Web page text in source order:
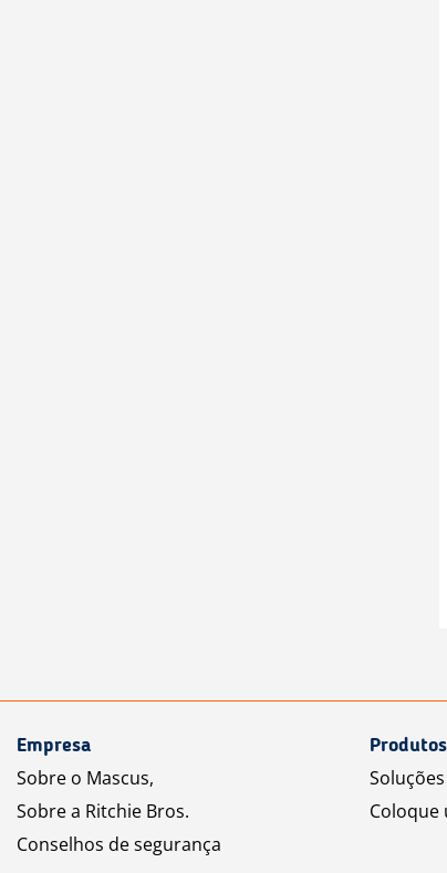
Empresa
Sobre o Mascus,
Sobre a Ritchie Bros.
Conselhos de segurança
Coloque